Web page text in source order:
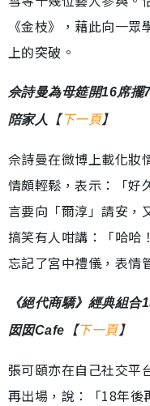
《金枝》，藉此向一
上的突破。
佘詩曼為母筵開16席擺
陪家人
【下一頁】
佘詩曼在微博上載化妝
情頗輕鬆，表示：「好
言要向「爾淳」請安，
搞笑有人咁講：「哈哈
忘記了宮中禮儀，表情
《絕代商驕》經典組
囡囡Cafe
【下一頁】
張可頤亦在自己社交平
再出場，說：「18年後